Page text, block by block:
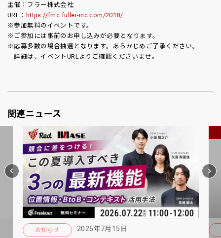
主催：フラー株式会社
URL： https://fmc.fuller-inc.com/2018/
※参加無料のイベントです。
※ご参加には事前のお申し込みが必要となります。
※応募多数の場合抽選となります。あらかじめご了承ください。
詳細は、イベントURLよりご確認くださいませ。
関連ニュース
お知らせ 2026年7月15日